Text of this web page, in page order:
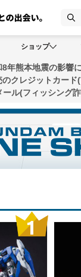
ショップ
8年熊本地震の影響
のクレジットカー
ル(フィッシング